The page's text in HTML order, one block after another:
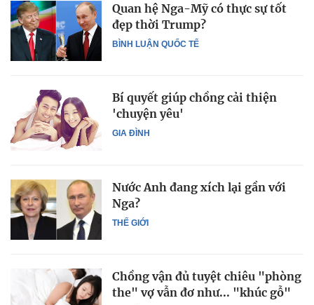
BÌNH LUẬN QUỐC TẾ
Quan hệ Nga-Mỹ có thực sự tốt
đẹp thời Trump?
GIA ĐÌNH
Bí quyết giúp chồng cải thiện
'chuyện yêu'
THẾ GIỚI
Nước Anh đang xích lại gần với
Nga?
Chồng vận đủ tuyệt chiêu "phòng
the" vợ vẫn đơ như... "khúc gỗ"